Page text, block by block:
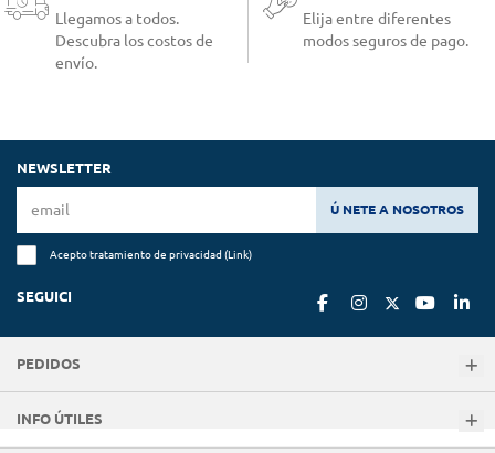
Llegamos a todos.
Descubra los costos de
envío.
Elija entre diferentes
modos seguros de pago.
NEWSLETTER
Ú NETE A NOSOTROS
Acepto tratamiento de privacidad (Link)
SEGUICI
PEDIDOS
INFO ÚTILES